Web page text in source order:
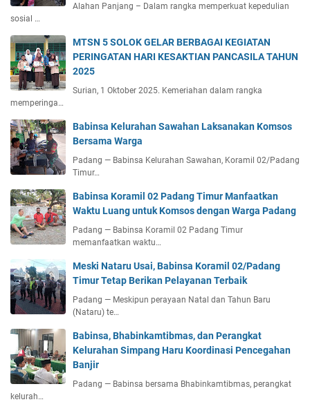
Alahan Panjang – Dalam rangka memperkuat kepedulian
sosial …
MTSN 5 SOLOK GELAR BERBAGAI KEGIATAN
PERINGATAN HARI KESAKTIAN PANCASILA TAHUN
2025
Surian, 1 Oktober 2025. Kemeriahan dalam rangka
memperinga…
Babinsa Kelurahan Sawahan Laksanakan Komsos
Bersama Warga
Padang — Babinsa Kelurahan Sawahan, Koramil 02/Padang
Timur…
Babinsa Koramil 02 Padang Timur Manfaatkan
Waktu Luang untuk Komsos dengan Warga Padang
Padang — Babinsa Koramil 02 Padang Timur
memanfaatkan waktu…
Meski Nataru Usai, Babinsa Koramil 02/Padang
Timur Tetap Berikan Pelayanan Terbaik
Padang — Meskipun perayaan Natal dan Tahun Baru
(Nataru) te…
Babinsa, Bhabinkamtibmas, dan Perangkat
Kelurahan Simpang Haru Koordinasi Pencegahan
Banjir
Padang — Babinsa bersama Bhabinkamtibmas, perangkat
kelurah…